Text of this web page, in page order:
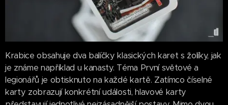
Krabice obsahuje dva balíčky klasických karet s žolíky, jak
je známe například u kanasty. Téma První světové a
legionářů je obtisknuto na každé kartě. Zatímco číselné
karty zobrazují konkrétní události, hlavové karty